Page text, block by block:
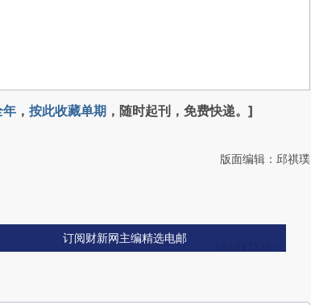
年 ， 按此收藏单期 ，随时起刊，免费快递。]
版面编辑：邱祺璞
订阅财新网主编精选电邮